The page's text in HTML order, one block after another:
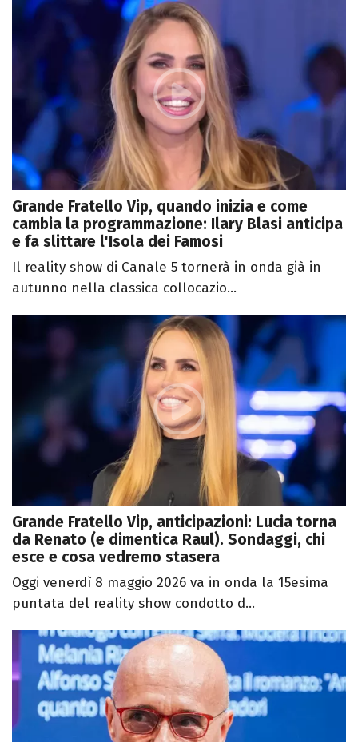
Grande Fratello Vip, quando inizia e come
cambia la programmazione: Ilary Blasi anticipa
e fa slittare l'Isola dei Famosi
Il reality show di Canale 5 tornerà in onda già in
autunno nella classica collocazio...
Grande Fratello Vip, anticipazioni: Lucia torna
da Renato (e dimentica Raul). Sondaggi, chi
esce e cosa vedremo stasera
Oggi venerdì 8 maggio 2026 va in onda la 15esima
puntata del reality show condotto d...